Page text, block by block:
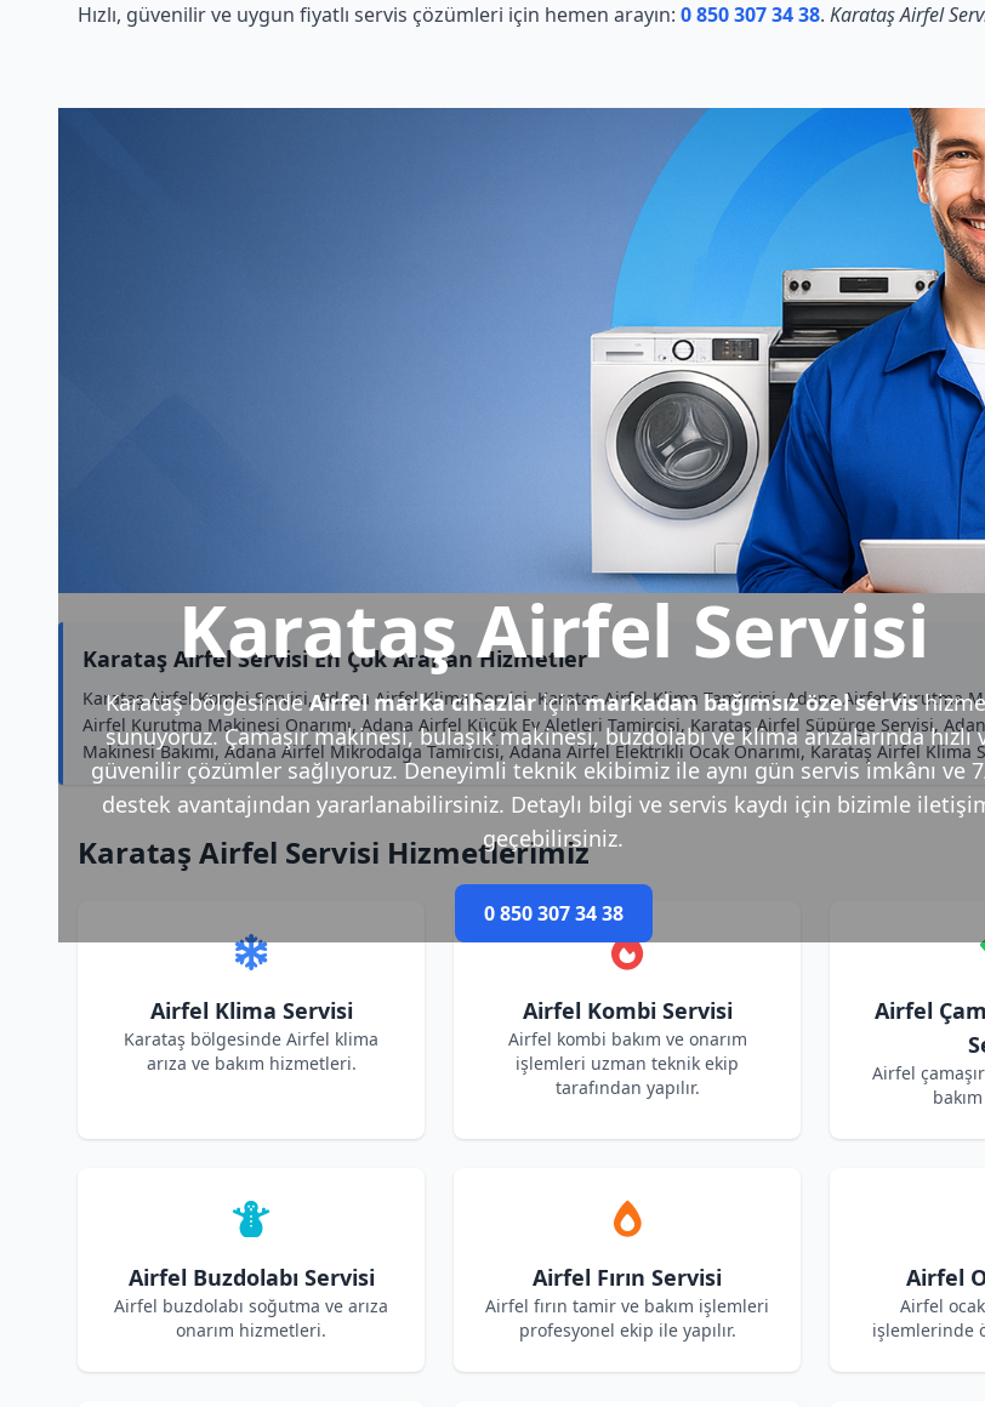
Hızlı, güvenilir ve uygun fiyatlı servis çözümleri için hemen arayın: 0 850 307 34 38. Karataş Airfel
Karataş Airfel Servisi
Karataş bölgesindeAirfel marka cihazlariçinmarkadan bağımsız özel servis
sunuyoruz. Çamaşır makinesi, bulaşık makinesi, buzdolabı ve klima arızalarında hızlı
güvenilir çözümler sağlıyoruz. Deneyimli teknik ekibimiz ile aynı gün servis imkânı ve
destek avantajından yararlanabilirsiniz. Detaylı bilgi ve servis kaydı için bizimle
geçebilirsiniz.
0 850 307 34 38
Karataş Airfel Servisi En Çok Aranan Hizmetler
Karataş Airfel Kombi Servisi, Adana Airfel Klima Servisi, Karataş Airfel Klima Tamircisi, Adana Airfel Kurutma
Airfel Kurutma Makinesi Onarımı, Adana Airfel Küçük Ev Aletleri Tamircisi, Karataş Airfel Süpürge Servisi,
Makinesi Bakımı, Adana Airfel Mikrodalga Tamircisi, Adana Airfel Elektrikli Ocak Onarımı, Karataş Airfel Klima
Karataş Airfel Servisi Hizmetlerimiz
Airfel Klima Servisi
Karataş bölgesinde Airfel klima
arıza ve bakım hizmetleri.
Airfel Kombi Servisi
Airfel kombi bakım ve onarım
işlemleri uzman teknik ekip
tarafından yapılır.
Airfel
Airfel
Airfel Buzdolabı Servisi
Airfel buzdolabı soğutma ve arıza
onarım hizmetleri.
Airfel Fırın Servisi
Airfel fırın tamir ve bakım işlemleri
profesyonel ekip ile yapılır.
Airfel
Airfel
işlemlerinde